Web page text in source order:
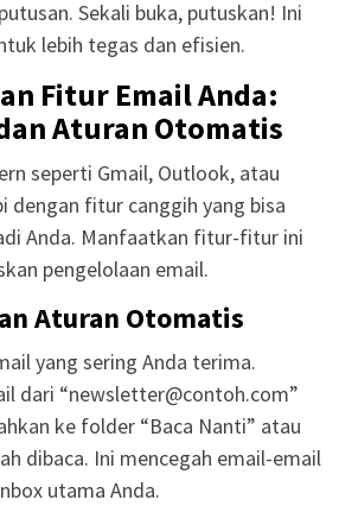
Sekali buka, putuskan! Ini
lebih tegas dan efisien.
Fitur Email Anda:
Aturan Otomatis
seperti Gmail, Outlook, atau
dengan fitur canggih yang bisa
Anda. Manfaatkan fitur-fitur ini
pengelolaan email.
Aturan Otomatis
yang sering Anda terima.
dari “newsletter@contoh.com”
ke folder “Baca Nanti” atau
dibaca. Ini mencegah email-email
utama Anda.